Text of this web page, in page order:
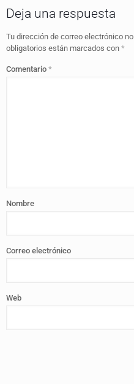
Deja una respuesta
Tu dirección de correo electrónico
obligatorios están marcados con *
Comentario *
Nombre
Correo electrónico
Web